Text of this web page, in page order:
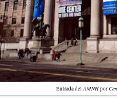
Entrada delAMNHpor